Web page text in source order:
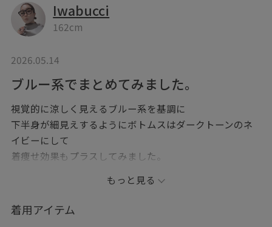
Iwabucci
162cm
2026.05.14
ブルー系でまとめてみました。
視覚的に涼しく見えるブルー系を基調に
下半身が細見えするようにボトムスはダークトーンのネ
イビーにして
着痩せ効果もプラスしてみました。
重ね着アレンジしても、どちらでも使えます！
いつもご覧いただきありがとうございます♪
もっと見る
着用アイテム